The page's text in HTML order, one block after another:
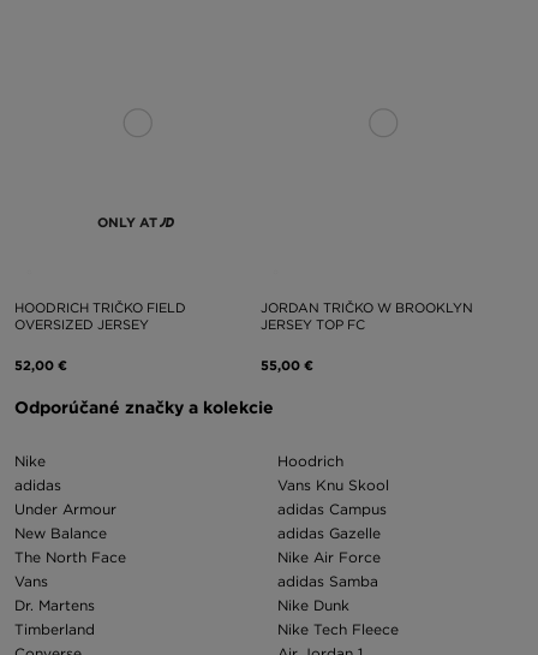
ONLY AT
HOODRICH TRIČKO FIELD
OVERSIZED JERSEY
52,00 €
JORDAN TRIČKO W BROOKLYN
JERSEY TOP FC
55,00 €
Odporúčané značky a kolekcie
Nike
adidas
Under Armour
New Balance
The North Face
Vans
Dr. Martens
Timberland
Hoodrich
Vans Knu Skool
adidas Campus
adidas Gazelle
Nike Air Force
adidas Samba
Nike Dunk
Nike Tech Fleece